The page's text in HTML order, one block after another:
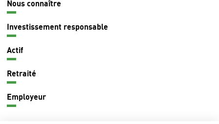
Navigation
principale
Nous connaître
Investissement responsable
Actif
Retraité
Employeur